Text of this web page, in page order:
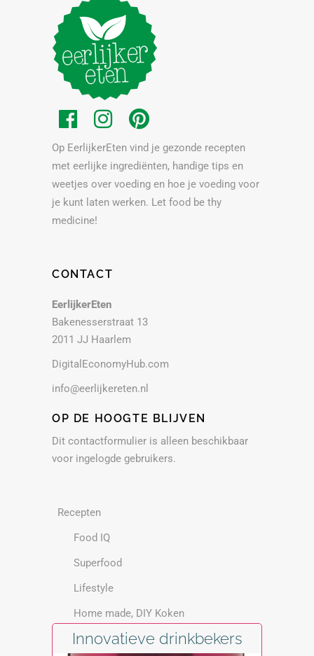
Op EerlijkerEten vind je gezonde recepten
met eerlijke ingrediënten, handige tips en
weetjes over voeding en hoe je voeding voor
je kunt laten werken. Let food be thy
medicine!
CONTACT
EerlijkerEten
Bakenesserstraat 13
2011 JJ Haarlem
DigitalEconomyHub.com
info@eerlijkereten.nl
OP DE HOOGTE BLIJVEN
Dit contactformulier is alleen beschikbaar
voor ingelogde gebruikers.
Recepten
Food IQ
Superfood
Lifestyle
Home made, DIY Koken
Innovatieve drinkbekers